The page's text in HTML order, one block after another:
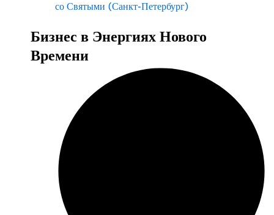
со Святыми (Санкт-Петербург)
Бизнес в Энергиях Нового
Времени